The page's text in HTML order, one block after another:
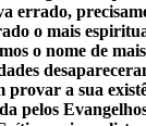
errado,
o mais
o nome de
provar a sua
pelos